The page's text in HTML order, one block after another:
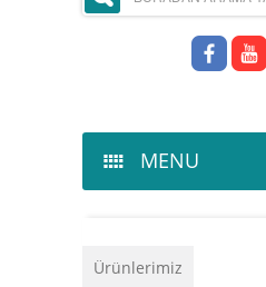
MENU
Hakkımızda
Ürünlerimiz
Ürünlerimiz